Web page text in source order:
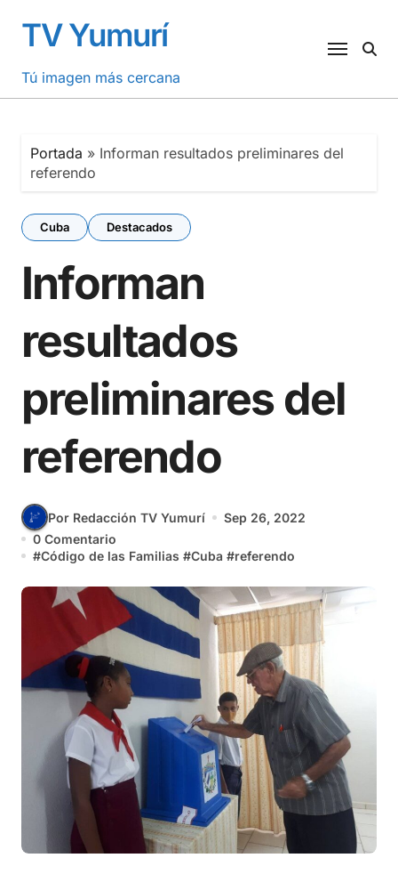
contenido
TV Yumurí
Tú imagen más cercana
Portada » Informan resultados preliminares del
referendo
Cuba Destacados
Informan
resultados
preliminares del
referendo
Por Redacción TV Yumurí
Sep 26, 2022
0 Comentario
#Código de las Familias #Cuba #referendo